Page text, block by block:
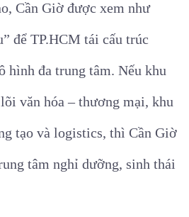
Cần Giờ được xem như
để TP.HCM tái cấu trúc
hình đa trung tâm. Nếu khu
văn hóa – thương mại, khu
tạo và logistics, thì Cần Giờ
tâm nghỉ dưỡng, sinh thái